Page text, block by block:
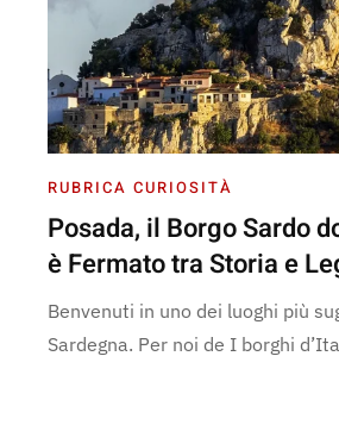
RUBRICA CURIOSITÀ
Posada, il Borgo Sardo
è Fermato tra Storia e
Benvenuti in uno dei luoghi più
Sardegna. Per noi de I borghi